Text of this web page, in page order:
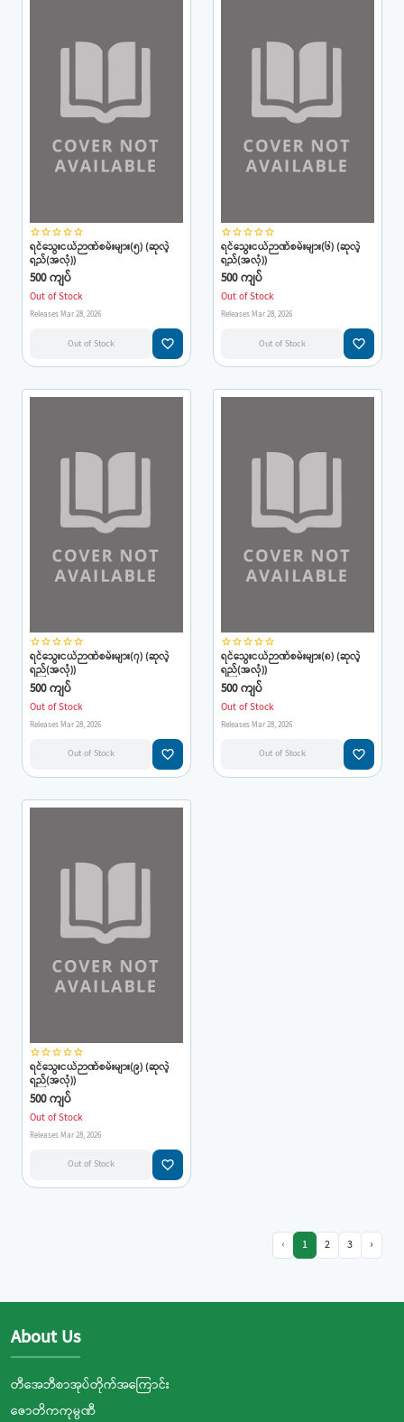
star_borderstar_borderstar_borderstar_borderstar_border
ရင်သွေးငယ်ဉာဏ်စမ်းများ(၅) (ဆုလဲ့
ရည်(အလုံ))
500 ကျပ်
Out of Stock
Releases Mar 28, 2026
Out of Stock favorite_border
star_borderstar_borderstar_borderstar_borderstar_border
ရင်သွေးငယ်ဉာဏ်စမ်းများ(၆) (ဆုလဲ့
ရည်(အလုံ))
500 ကျပ်
Out of Stock
Releases Mar 28, 2026
Out of Stock favorite_border
star_borderstar_borderstar_borderstar_borderstar_border
ရင်သွေးငယ်ဉာဏ်စမ်းများ(၇) (ဆုလဲ့
ရည်(အလုံ))
500 ကျပ်
Out of Stock
Releases Mar 28, 2026
Out of Stock favorite_border
star_borderstar_borderstar_borderstar_borderstar_border
ရင်သွေးငယ်ဉာဏ်စမ်းများ(၈) (ဆုလဲ့
ရည်(အလုံ))
500 ကျပ်
Out of Stock
Releases Mar 28, 2026
Out of Stock favorite_border
star_borderstar_borderstar_borderstar_borderstar_border
ရင်သွေးငယ်ဉာဏ်စမ်းများ(၉) (ဆုလဲ့
ရည်(အလုံ))
500 ကျပ်
Out of Stock
Releases Mar 28, 2026
Out of Stock favorite_border
‹ 1 2 3 ›
About Us
တီအေဘီစာအုပ်တိုက်အကြောင်း
ဇောတိကကုမ္ပဏီ